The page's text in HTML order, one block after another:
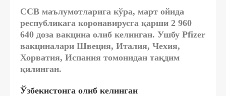
ССВ маълумотларига кўра, март ойида
республикага коронавирусга қарши 2 960
640 доза вакцина олиб келинган. Ушбу Pfizer
вакциналари Швеция, Италия, Чехия,
Хорватия, Испания томонидан тақдим
қилинган.
Ўзбекистонга олиб келинган